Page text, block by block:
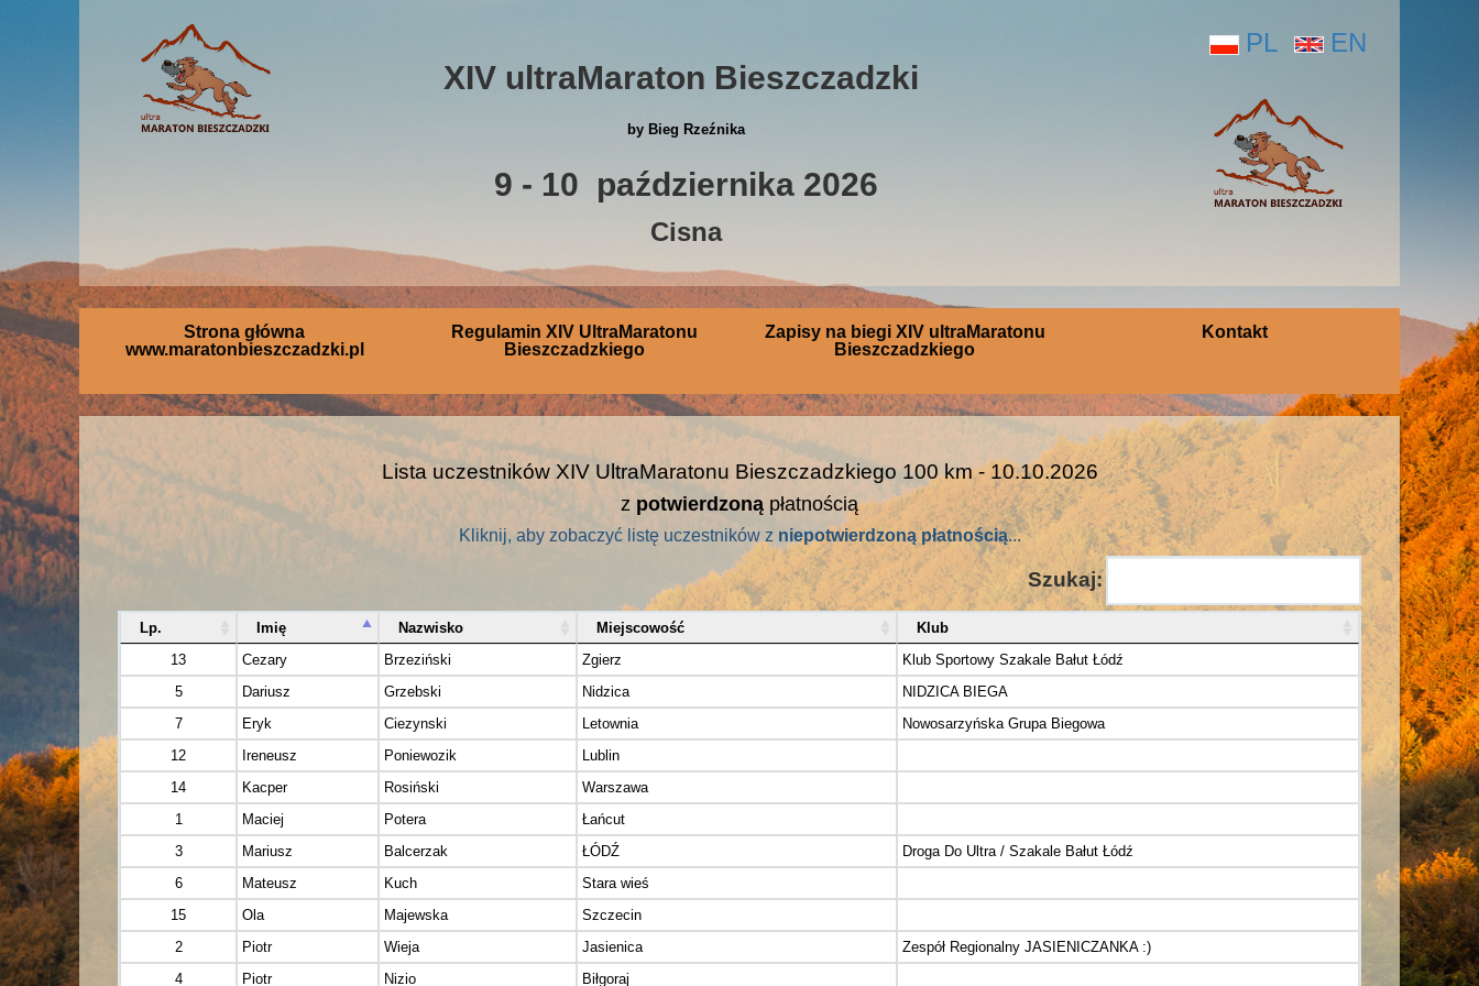
XIV ultraMaraton Bieszczadzki
by Bieg Rzeźnika
9 - 10 października 2026
Cisna
PL EN
Strona główna
www.maratonbieszczadzki.pl
Regulamin XIV UltraMaratonu
Bieszczadzkiego
Zapisy na biegi XIV ultraMaratonu
Bieszczadzkiego
Kontakt
Lista uczestników XIV UltraMaratonu Bieszczadzkiego 100 km - 10.10.2026
z potwierdzonąpłatnością
Kliknij, aby zobaczyć listę uczestników z niepotwierdzoną płatnością...
Szukaj:
Lp. Imię Nazwisko Miejscowość
Klub
13
Cezary Brzeziński Zgierz
Klub Sportowy Szakale Bałut Łódź
5
Dariusz Grzebski Nidzica
NIDZICA BIEGA
7
Eryk Ciezynski Letownia
Nowosarzyńska Grupa Biegowa
12
Ireneusz Poniewozik
Lublin
14
Kacper Rosiński
Warszawa
1
Maciej Potera
Łańcut
3
Mariusz Balcerzak ŁÓDŹ
Droga Do Ultra / Szakale Bałut Łódź
6
Mateusz Kuch
Stara wieś
15
Ola Majewska
Szczecin
2
Piotr Wieja Jasienica
Zespół Regionalny JASIENICZANKA :)
4
Piotr Nizio Biłgoraj